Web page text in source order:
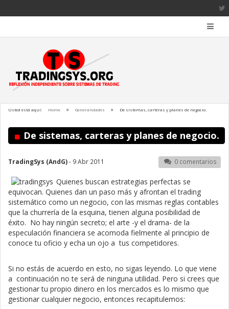
Usted está aquí: Home Generalidades De sistemas, carteras y planes de negocio.
De sistemas, carteras y planes de negocio.
TradingSys (AndG)- 9 Abr 2011 0 comentarios
Quienes buscan estrategias perfectas se
equivocan. Quienes dan un paso más y afrontan el trading
sistemático como un negocio, con las mismas reglas contables
que la churrería de la esquina, tienen alguna posibilidad de
éxito. No hay ningún secreto; el arte -y el drama- de la
especulación financiera se acomoda fielmente al principio de
conoce tu oficio y echa un ojo a tus competidores.
Si no estás de acuerdo en esto, no sigas leyendo. Lo que viene
a continuación no te será de ninguna utilidad. Pero si crees que
gestionar tu propio dinero en los mercados es lo mismo que
gestionar cualquier negocio, entonces recapitulemos: